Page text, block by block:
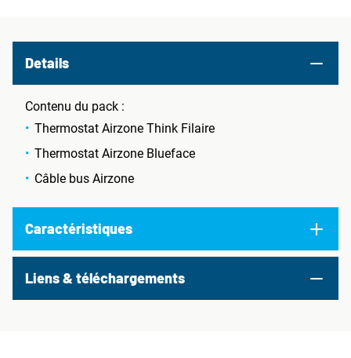
Details
Contenu du pack :
Thermostat Airzone Think Filaire
Thermostat Airzone Blueface
Câble bus Airzone
Caractéristiques
Liens & téléchargements